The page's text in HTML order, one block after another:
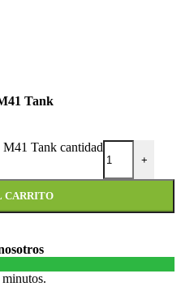
Tank
Tank cantidad
+
CARRITO